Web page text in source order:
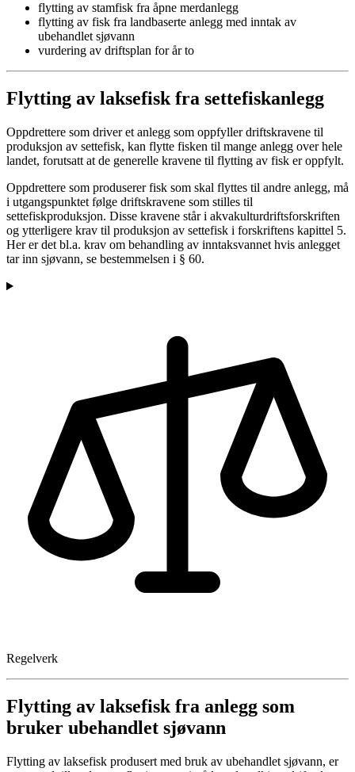
flytting av stamfisk fra åpne merdanlegg
flytting av fisk fra landbaserte anlegg med inntak av
ubehandlet sjøvann
vurdering av driftsplan for år to
Flytting av laksefisk fra settefiskanlegg
Oppdrettere som driver et anlegg som oppfyller driftskravene til
produksjon av settefisk, kan flytte fisken til mange anlegg over hele
landet, forutsatt at de generelle kravene til flytting av fisk er oppfylt.
Oppdrettere som produserer fisk som skal flyttes til andre anlegg, må
i utgangspunktet følge driftskravene som stilles til
settefiskproduksjon. Disse kravene står i akvakulturdriftsforskriften
og ytterligere krav til produksjon av settefisk i forskriftens kapittel 5.
Her er det bl.a. krav om behandling av inntaksvannet hvis anlegget
tar inn sjøvann, se bestemmelsen i § 60.
Regelverk
Flytting av laksefisk fra anlegg som
bruker ubehandlet sjøvann
Flytting av laksefisk produsert med bruk av ubehandlet sjøvann, er